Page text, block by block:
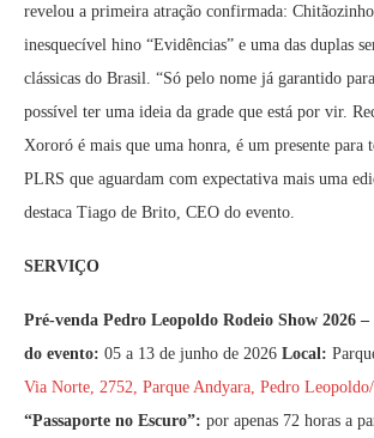
revelou a primeira atração confirmada:
inesquecível hino “Evidências” e uma das duplas
clássicas do Brasil. “Só pelo nome já garantido
possível ter uma ideia da grade que está por vir.
Xororó é mais que uma honra, é um presente para
PLRS que aguardam com expectativa mais uma
destaca Tiago de Brito, CEO do evento.
SERVIÇO
Pré-venda Pedro Leopoldo Rodeio Show 2026 –
do evento: 05 a 13 de junho de 2026 Local:
Via Norte, 2752, Parque Andyara, Pedro
“Passaporte no Escuro”: por apenas 72 horas a